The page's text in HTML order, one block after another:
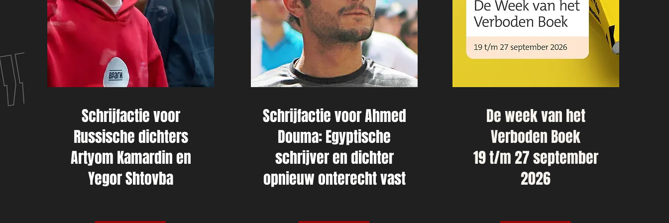
Schrijfactie voor
Russische dichters
Artyom Kamardin en
Yegor Shtovba
Schrijfactie voor Ahmed
Douma: Egyptische
schrijver en dichter
opnieuw onterecht vast
De week van het
Verboden Boek
19 t/m 27 september
2026